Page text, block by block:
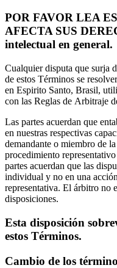
POR FAVOR LEA
AFECTA SUS
intelectual en general.
Cualquier disputa que surja
de estos Términos se
en Espirito Santo, Brasil,
con las Reglas de Arbitraje
Las partes acuerdan que
en nuestras respectivas
demandante o miembro de
procedimiento
partes acuerdan que las
individual y no en una
representativa. El árbitro no
disposiciones.
Esta disposición
estos Términos.
Cambio de los